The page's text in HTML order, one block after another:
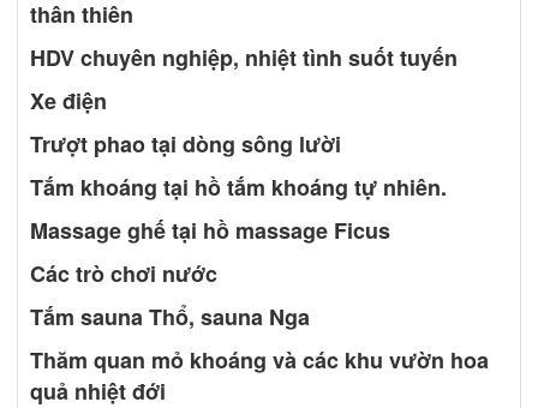
thân thiên
HDV chuyên nghiệp, nhiệt tình suốt tuyến
Xe điện
Trượt phao tại dòng sông lười
Tắm khoáng tại hồ tắm khoáng tự nhiên.
Massage ghế tại hồ massage Ficus
Các trò chơi nước
Tắm sauna Thổ, sauna Nga
Thăm quan mỏ khoáng và các khu vườn hoa
quả nhiệt đới